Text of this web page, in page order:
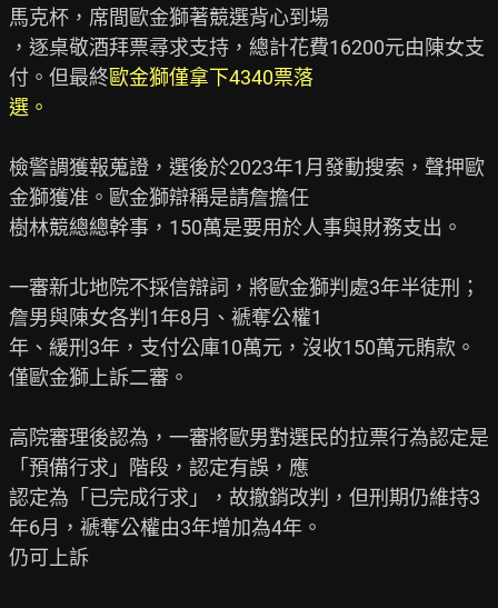
馬克杯，席間歐金獅著競選背心到場
，逐桌敬酒拜票尋求支持，總計花費16200元由陳女支
付。但最終歐金獅僅拿下4340票落
選。
檢警調獲報蒐證，選後於2023年1月發動搜索，聲押歐
金獅獲准。歐金獅辯稱是請詹擔任
樹林競總總幹事，150萬是要用於人事與財務支出。
一審新北地院不採信辯詞，將歐金獅判處3年半徒刑；
詹男與陳女各判1年8月、褫奪公權1
年、緩刑3年，支付公庫10萬元，沒收150萬元賄款。
僅歐金獅上訴二審。
高院審理後認為，一審將歐男對選民的拉票行為認定是
「預備行求」階段，認定有誤，應
認定為「已完成行求」，故撤銷改判，但刑期仍維持3
年6月，褫奪公權由3年增加為4年。
仍可上訴